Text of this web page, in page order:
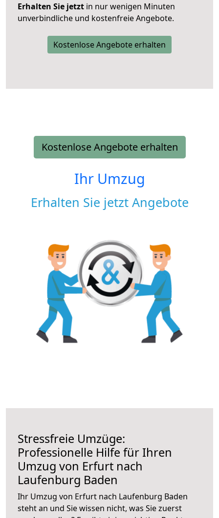
Erhalten Sie jetzt in nur wenigen Minuten
unverbindliche und kostenfreie Angebote.
Kostenlose Angebote erhalten
Kostenlose Angebote erhalten
Ihr Umzug
Erhalten Sie jetzt Angebote
Stressfreie Umzüge:
Professionelle Hilfe für Ihren
Umzug von Erfurt nach
Laufenburg Baden
Ihr Umzug von Erfurt nach Laufenburg Baden
steht an und Sie wissen nicht, was Sie zuerst